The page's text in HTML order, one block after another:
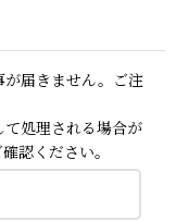
が届きません。ご注
処理される場合が
認ください。